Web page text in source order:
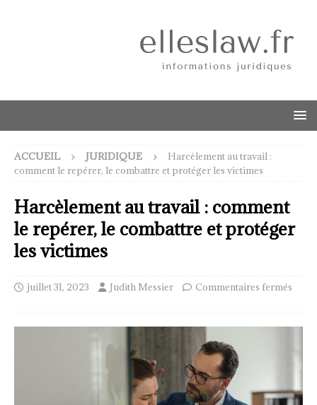
ACCUEIL JURIDIQUE
Harcèlement au travail :
comment le repérer, le combattre et protéger les victimes
Harcèlement au travail : comment
le repérer, le combattre et protéger
les victimes
juillet 31, 2023 Judith Messier Commentaires fermés